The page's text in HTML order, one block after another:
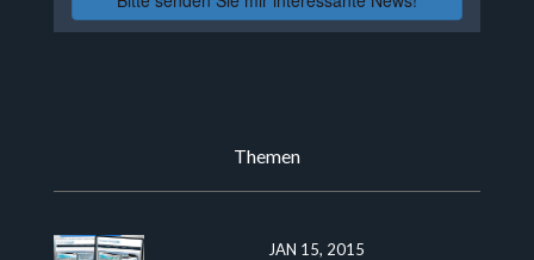
Themen
JAN 15, 2015